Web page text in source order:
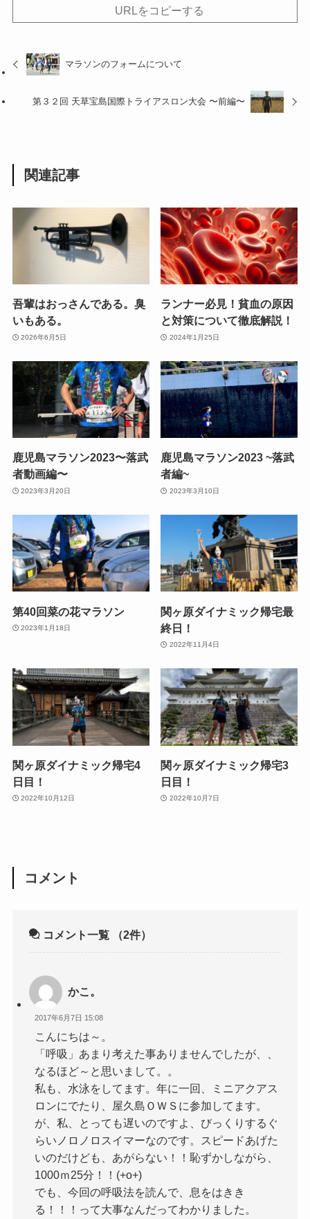
URLをコピーする
マラソンのフォームについて
第３２回 天草宝島国際トライアスロン大会 〜前編〜
関連記事
吾輩はおっさんである。臭
いもある。
2026年6月5日
ランナー必見！貧血の原因
と対策について徹底解説！
2024年1月25日
鹿児島マラソン2023〜落武
者動画編〜
2023年3月20日
鹿児島マラソン2023 ~落武
者編~
2023年3月10日
第40回菜の花マラソン
2023年1月18日
関ヶ原ダイナミック帰宅最
終日！
2022年11月4日
関ヶ原ダイナミック帰宅4
日目！
2022年10月12日
関ヶ原ダイナミック帰宅3
日目！
2022年10月7日
コメント
コメント一覧 （2件）
かこ。
2017年6月7日 15:08
こんにちは～。
「呼吸」あまり考えた事ありませんでしたが、、
なるほど～と思いまして。。
私も、水泳をしてます。年に一回、ミニアクアス
ロンにでたり、屋久島ＯＷＳに参加してます。
が、私、とっても遅いのですよ、びっくりするぐ
らいノロノロスイマーなのです。スピードあげた
いのだけども、あがらない！！恥ずかしながら、
1000ｍ25分！！(+o+)
でも、今回の呼吸法を読んで、息をはきき
る！！！って大事なんだってわかりました。